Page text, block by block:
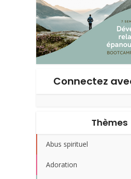
Connectez
Thèmes
Abus spirituel
Adoration